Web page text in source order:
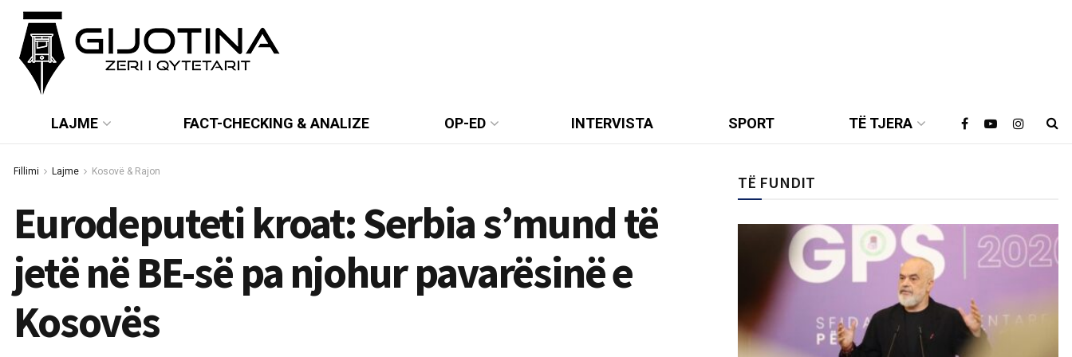
LAJME FACT-CHECKING & ANALIZE OP-ED INTERVISTA SPORT TË TJERA
Fillimi Lajme Kosovë & Rajon
Eurodeputeti kroat: Serbia s’mund të
jetë në BE-së pa njohur pavarësinë e
Kosovës
TË FUNDIT